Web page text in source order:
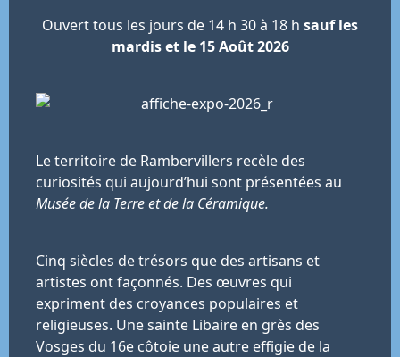
Ouvert tous les jours de 14 h 30 à 18 h sauf les
mardis et le 15 Août 2026
Le territoire de Rambervillers recèle des
curiosités qui aujourd’hui sont présentées au
Musée de la Terre et de la Céramique.
Cinq siècles de trésors que des artisans et
artistes ont façonnés. Des œuvres qui
expriment des croyances populaires et
religieuses. Une sainte Libaire en grès des
Vosges du 16e côtoie une autre effigie de la